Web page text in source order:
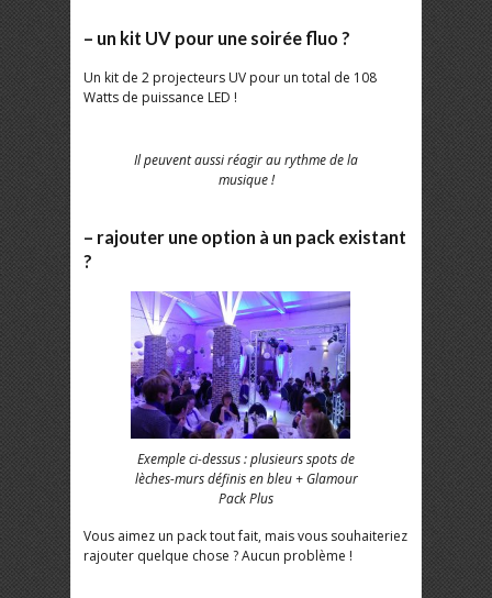
– un kit UV pour une soirée fluo ?
Un kit de 2 projecteurs UV pour un total de 108
Watts de puissance LED !
Il peuvent aussi réagir au rythme de la
musique !
– rajouter une option à un pack existant
?
Exemple ci-dessus : plusieurs spots de
lèches-murs définis en bleu + Glamour
Pack Plus
Vous aimez un pack tout fait, mais vous souhaiteriez
rajouter quelque chose ? Aucun problème !